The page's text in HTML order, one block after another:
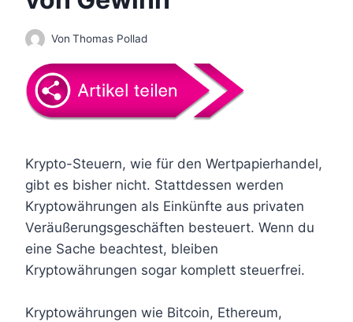
Von Thomas Pollad
Krypto-Steuern, wie für den Wertpapierhandel,
gibt es bisher nicht. Stattdessen werden
Kryptowährungen als Einkünfte aus privaten
Veräußerungsgeschäften besteuert. Wenn du
eine Sache beachtest, bleiben
Kryptowährungen sogar komplett steuerfrei.
Kryptowährungen wie Bitcoin, Ethereum,